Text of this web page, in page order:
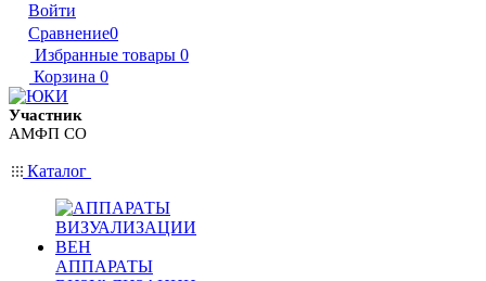
Войти
Сравнение0
Избранные товары 0
Корзина 0
Участник
АМФП СО
Каталог
АППАРАТЫ